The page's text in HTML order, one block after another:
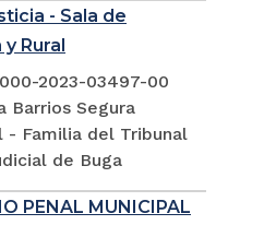
- Sala de
Rural
2023-03497-00
Barrios Segura
- Familia del Tribunal
de Buga
PENAL MUNICIPAL